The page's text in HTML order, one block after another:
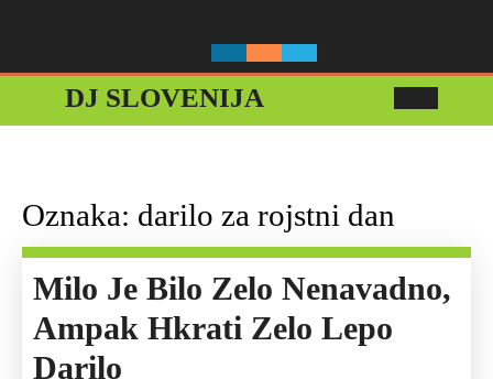
DJ SLOVENIJA
Oznaka: darilo za rojstni dan
Milo Je Bilo Zelo Nenavadno,
Ampak Hkrati Zelo Lepo
Darilo